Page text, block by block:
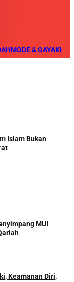
MODE & GAYA
Islam Bukan
MUI
Keamanan Diri,